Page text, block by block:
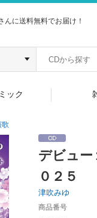
に送料無料でお届け！
ック
歌
デビュ
０２５
津吹みゆ
商品番号